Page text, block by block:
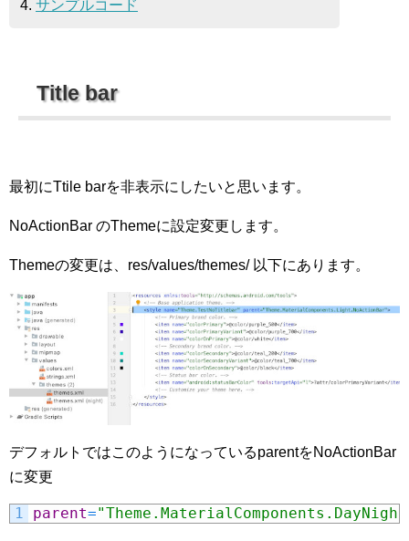
4. サンプルコード
Title bar
最初にTtile barを非表示にしたいと思います。
NoActionBar のThemeに設定変更します。
Themeの変更は、res/values/themes/ 以下にあります。
デフォルトではこのようになっているparentをNoActionBar
に変更
1 parent=